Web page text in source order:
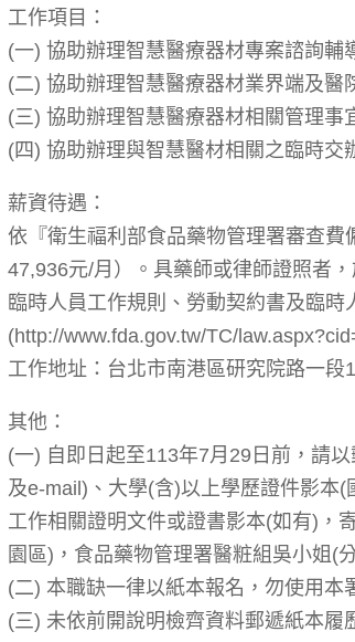
工作項目：
(一) 協助辦理智慧醫療器材專案諮詢輔
(二) 協助辦理智慧醫療器材業界端及醫
(三) 協助辦理智慧醫療器材相關管理事
(四) 協助辦理與智慧醫材相關之臨時交
薪資待遇：
依『衛生福利部食品藥物管理署審查
47,936元/月）。具藥師或律師證照者
臨時人員工作規則、勞動契約書及臨
(http://www.fda.gov.tw/TC/
工作地址：台北市南港區研究院路一段
其他：
(一) 自即日起至113年7月29日前，請
及e-mail)、大學(含)以上學歷證件影本
工作相關證明文件或證書影本(如有)，
園區)，食品藥物管理署醫粧組吳小姐(
(二) 本職缺一律以紙本報名，勿使用本
(三) 未依前開說明檢齊資料郵遞紙本